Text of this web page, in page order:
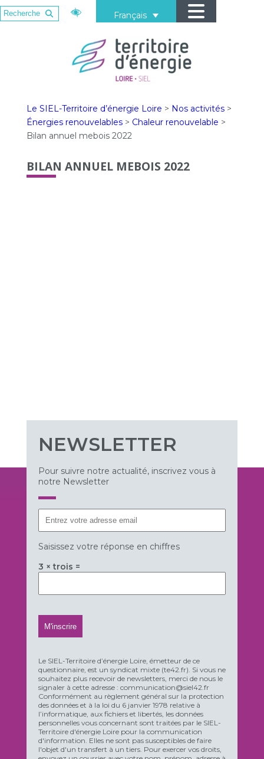
Français
Le SIEL-Territoire d’énergie Loire > Nos activités>
Énergies renouvelables> Chaleur renouvelable >
Bilan annuel mebois 2022
BILAN ANNUEL MEBOIS 2022
NEWSLETTER
Pour suivre notre actualité, inscrivez vous à
notre Newsletter
Saisissez votre réponse en chiffres
3 × trois =
Le SIEL-Territoire d’énergie Loire, émetteur de ce
questionnaire, est un syndicat mixte (te42.fr). Si vous ne
souhaitez plus recevoir de newsletters, merci de nous le
signaler à cette adresse : communication@siel42.fr
Conformément au règlement général sur la protection
des données et à la loi du 6 janvier 1978 relative à
l’informatique, aux fichiers et libertés, les données
personnelles vous concernant sont traitées par le SIEL-
Territoire d'énergie Loire pour la communication
d'information. Elles ne sont pas susceptibles de faire
l'objet d'un transfert à un tiers. Pour exercer vos droits,